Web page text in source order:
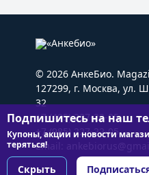
© 2026 АнкеБио.
127299, г. Москва, ул.
32
+7 (495) 227-22-05
+7 (985) 227-22-05
Email:
Подпишитесь на наш
Купоны, акции и новости
теряться!
Скрыть